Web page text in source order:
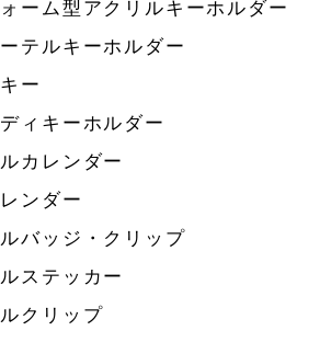
ーム型アクリルキーホルダー
テルキーホルダー
ー
ィキーホルダー
カレンダー
ンダー
バッジ・クリップ
ステッカー
クリップ